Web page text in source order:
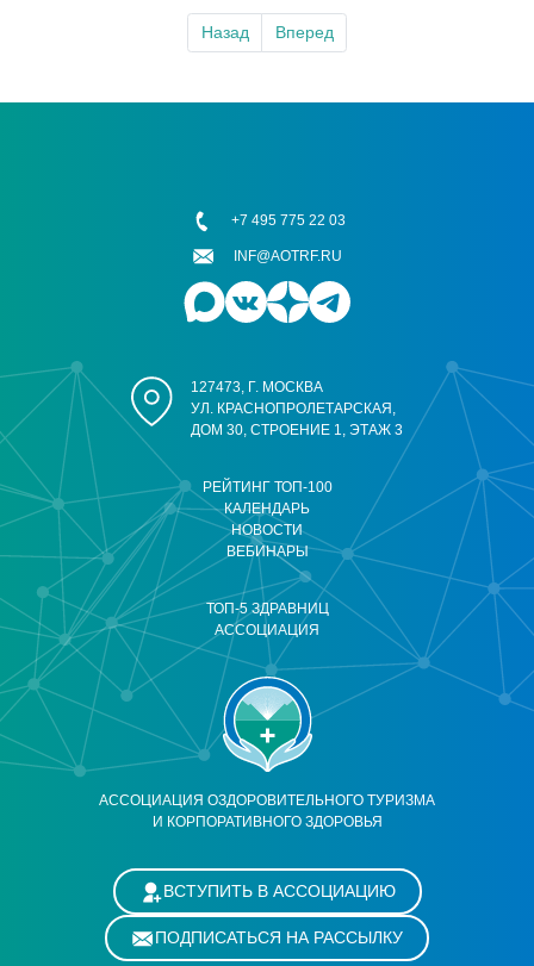
Назад Вперед
АССОЦИАЦИЯ ОЗДОРОВИТЕЛЬНОГО ТУРИЗМА
И КОРПОРАТИВНОГО ЗДОРОВЬЯ
РЕЙТИНГ ТОП-100
КАЛЕНДАРЬ
НОВОСТИ
ВЕБИНАРЫ
ТОП-5 ЗДРАВНИЦ
АССОЦИАЦИЯ
127473, Г. МОСКВА
УЛ. КРАСНОПРОЛЕТАРСКАЯ,
ДОМ 30, СТРОЕНИЕ 1, ЭТАЖ 3
+7 495 775 22 03
INF@AOTRF.RU
ВСТУПИТЬ В АССОЦИАЦИЮ
ПОДПИСАТЬСЯ НА РАССЫЛКУ